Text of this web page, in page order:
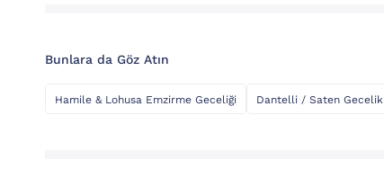
Bunlara da Göz Atın
Hamile & Lohusa Emzirme Geceliği Dantelli / Saten Gecelik